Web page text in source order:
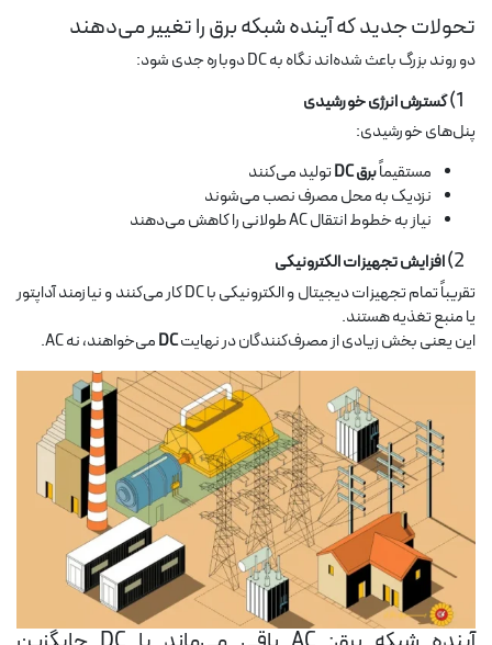
تحولات جدید که آینده شبکه برق را تغییر می‌دهند
دو روند بزرگ باعث شده‌اند نگاه به DC دوباره جدی شود:
1) گسترش انرژی خورشیدی
پنل‌های خورشیدی:
مستقیماًبرق DC
تولید می‌کنند
نزدیک به محل مصرف نصب می‌شوند
نیاز به خطوط انتقال AC طولانی را کاهش می‌دهند
2) افزایش تجهیزات الکترونیکی
تقریباً تمام تجهیزات دیجیتال و الکترونیکی با DC کار می‌کنند و نیازمند آداپتور
یا منبع تغذیه هستند.
این یعنی بخش زیادی از مصرف‌کنندگان در نهایتDCمی‌خواهند، نه AC.